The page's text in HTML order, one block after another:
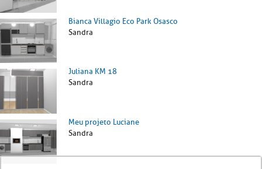
Bianca Villagio Eco Park Osasco
Sandra
Juliana KM 18
Sandra
Meu projeto Luciane
Sandra